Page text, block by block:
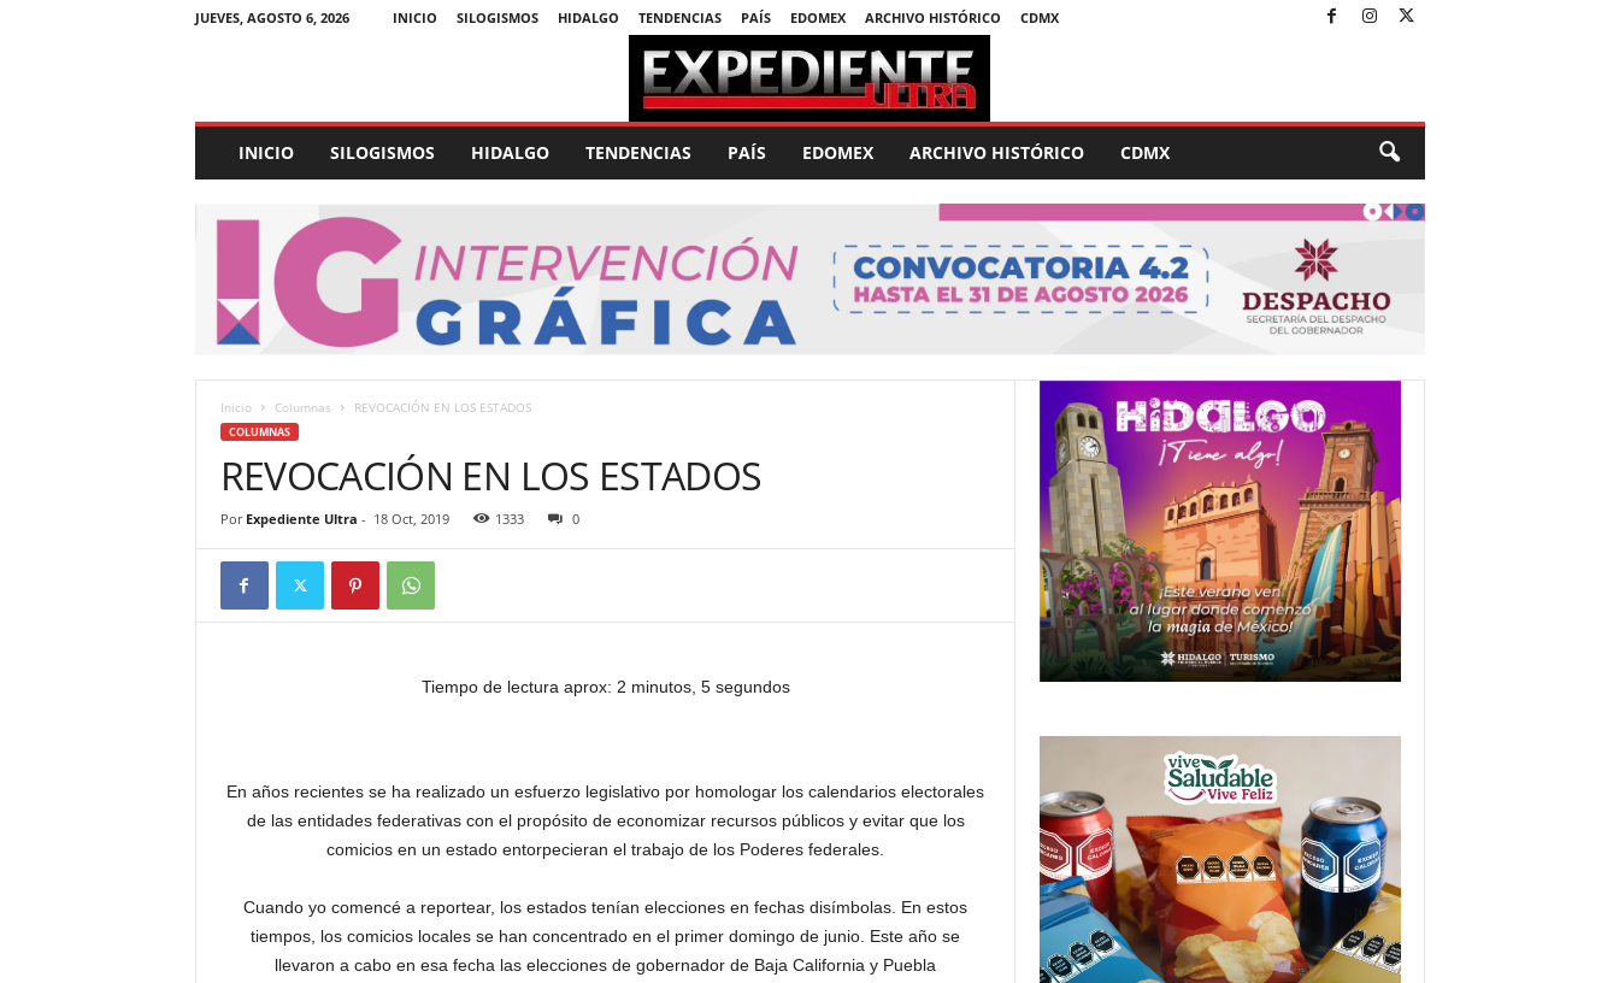
JUEVES, AGOSTO 6, 2026 INICIO SILOGISMOS HIDALGO TENDENCIAS PAÍS EDOMEX ARCHIVO HISTÓRICO CDMX
p
e
U
INICIO SILOGISMOS HIDALGO TENDENCIAS PAÍS EDOMEX ARCHIVO HISTÓRICO CDMX
Inicio Columnas REVOCACIÓN EN LOS ESTADOS
COLUMNAS
REVOCACIÓN EN LOS ESTADOS
Por Expediente Ultra - 18 Oct, 2019 1333 0
Tiempo de lectura aprox: 2 minutos, 5 segundos
En años recientes se ha realizado un esfuerzo legislativo por homologar los calendarios electorales
de las entidades federativas con el propósito de economizar recursos públicos y evitar que los
comicios en un estado entorpecieran el trabajo de los Poderes federales.
Cuando yo comencé a reportear, los estados tenían elecciones en fechas disímbolas. En estos
tiempos, los comicios locales se han concentrado en el primer domingo de junio. Este año se
llevaron a cabo en esa fecha las elecciones de gobernador de Baja California y Puebla